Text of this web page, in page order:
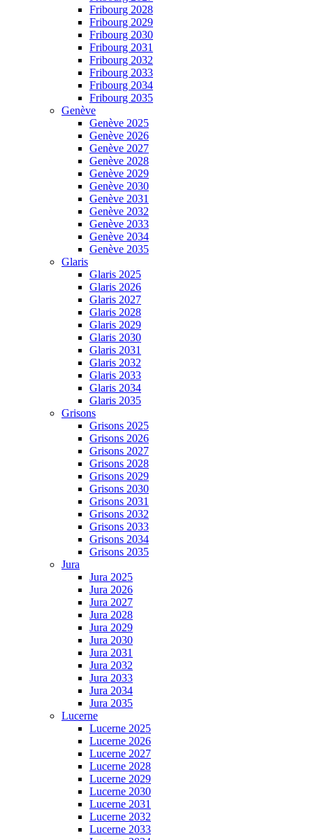
Fribourg 2028
Fribourg 2029
Fribourg 2030
Fribourg 2031
Fribourg 2032
Fribourg 2033
Fribourg 2034
Fribourg 2035
Genève
Genève 2025
Genève 2026
Genève 2027
Genève 2028
Genève 2029
Genève 2030
Genève 2031
Genève 2032
Genève 2033
Genève 2034
Genève 2035
Glaris
Glaris 2025
Glaris 2026
Glaris 2027
Glaris 2028
Glaris 2029
Glaris 2030
Glaris 2031
Glaris 2032
Glaris 2033
Glaris 2034
Glaris 2035
Grisons
Grisons 2025
Grisons 2026
Grisons 2027
Grisons 2028
Grisons 2029
Grisons 2030
Grisons 2031
Grisons 2032
Grisons 2033
Grisons 2034
Grisons 2035
Jura
Jura 2025
Jura 2026
Jura 2027
Jura 2028
Jura 2029
Jura 2030
Jura 2031
Jura 2032
Jura 2033
Jura 2034
Jura 2035
Lucerne
Lucerne 2025
Lucerne 2026
Lucerne 2027
Lucerne 2028
Lucerne 2029
Lucerne 2030
Lucerne 2031
Lucerne 2032
Lucerne 2033